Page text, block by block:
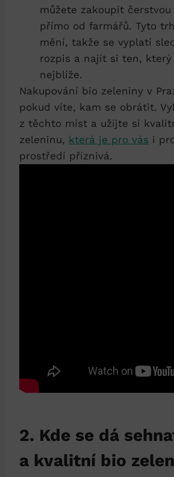
můžete‌ zakoupit
přímo od farmářů.​ Tyto
⁣mění, takže se vyplatí
rozpis a najít si ten, ⁣který
nejblíže.
Nakupování bio zeleniny v
pokud víte,⁢ kam se obrátit.
z těchto míst​ a užijte si​
zeleninu, která je pro‌ vás i
prostředí příznivá.
2. Kde se dá
‍a kvalitní bio